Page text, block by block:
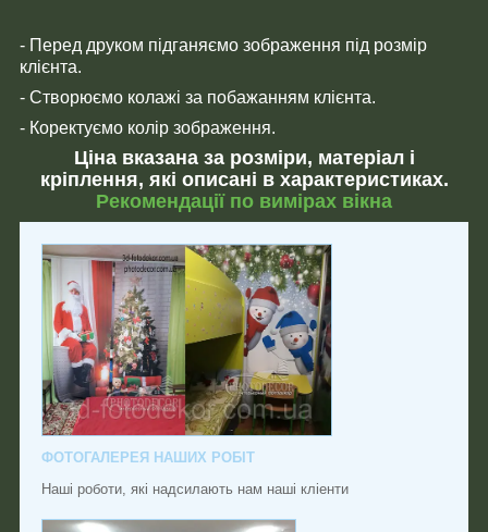
- Перед друком підганяємо зображення під розмір
клієнта.
- Створюємо колажі за побажанням клієнта.
- Коректуємо колір зображення.
Ціна вказана за розміри, матеріал і
кріплення, які описані в характеристиках.
Рекомендації по вимірах вікна
ФОТОГАЛЕРЕЯ НАШИХ РОБІТ
Наші роботи, які надсилають нам наші кліенти